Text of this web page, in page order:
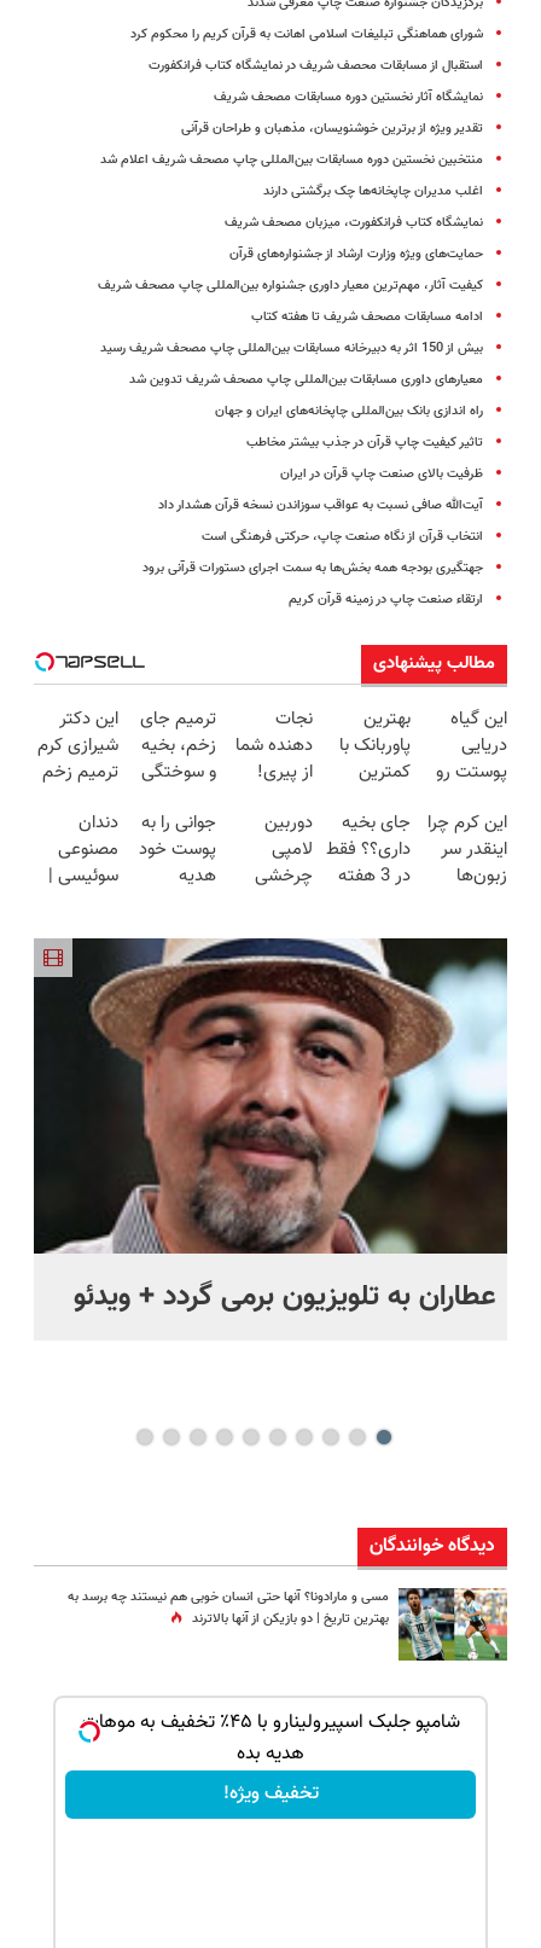
شورای هماهنگی تبلیغات اسلامی اهانت به قرآن کریم را محکوم کرد
استقبال از مسابقات محصف شریف در نمایشگاه کتاب فرانکفورت
نمایشگاه آثار نخستین دوره مسابقات مصحف شریف
تقدیر ویژه از برترین خوشنویسان، مذهبان و طراحان قرآنی
منتخبین نخستین دوره مسابقات بین‌المللی چاپ مصحف شریف اعلام شد
اغلب مدیران چاپخانه‌ها چک برگشتی دارند
نمایشگاه کتاب فرانکفورت، میزبان مصحف شریف
حمایت‌های ویژه وزارت ارشاد از جشنواره‌های قرآن
کیفیت آثار، مهم‌ترین معیار داوری جشنواره بین‌المللی چاپ مصحف شریف
ادامه مسابقات مصحف شریف تا هفته کتاب
بیش از 150 اثر به دبیرخانه مسابقات بین‌المللی چاپ مصحف شریف رسید
معیارهای داوری مسابقات بین‌المللی چاپ مصحف شریف تدوین شد
راه اندازی بانک بین‌المللی چاپخانه‌های ایران و جهان
تاثیر کیفیت چاپ قرآن در جذب بیشتر مخاطب
ظرفیت بالای صنعت چاپ قرآن در ایران
آیت‌الله صافی نسبت به عواقب سوزاندن نسخه قرآن هشدار داد
انتخاب قرآن از نگاه صنعت چاپ، حرکتی فرهنگی است
جهتگیری بودجه‌ همه بخش‌ها به سمت اجرای دستورات قرآنی برود
ارتقاء صنعت چاپ در زمینه قرآن کریم
مطالب پیشنهادی
این گیاه
دریایی
پوستت رو
میکنه
انگار20سال
جوون شدی
خرید
بهترین
پاوربانک با
کمترین
نجات
دهنده شما
از پیری!
جلبک50%تخفیف
ترمیم جای
زخم، بخیه
و سوختگی
هفته!!😍
این دکتر
شیرازی کرم
ترمیم زخم
ساخت!!!
این کرم چرا
اینقدر سر
زبون‌ها
جای بخیه
داری؟؟ فقط
در 3 هفته
دوربین
لامپی
چرخشی
حراج شد🔥
پرداخت
درب منزل
جوانی را به
پوست خود
هدیه
دندان
مصنوعی
سوئیسی |
ویزیت
رایگان+پرداخت
اقساطی😍
عطاران به تلویزیون برمی گردد + ویدئو
دیدگاه خوانندگان
مسی و مارادونا؟ آنها حتی انسان خوبی هم نیستند چه برسد به
بهترین تاریخ | دو بازیکن از آنها بالاترند
شامپو جلبک اسپیرولینارو با ۴۵٪ تخفیف به موهات
هدیه بده
تخفیف ویژه!